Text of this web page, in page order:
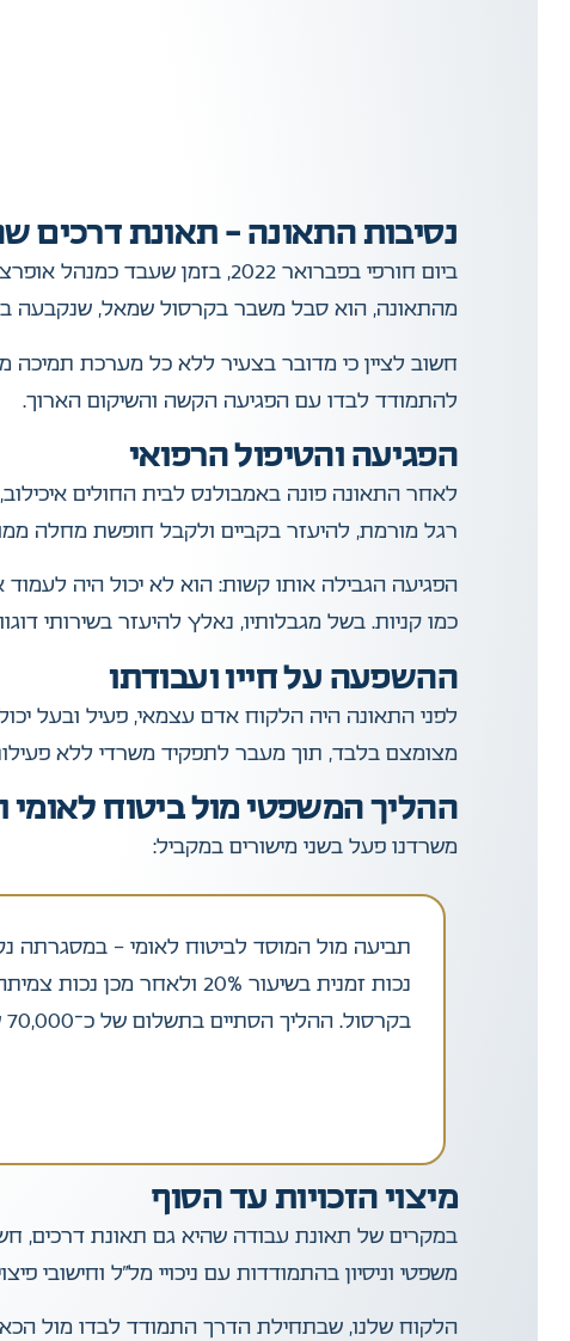
נסיבות התאונה – תאונת דרכים
ביום חורפי בפברואר 2022,
מהתאונה, הוא סבל משבר בקרסול שמאל, שנקבעה
חשוב לציין כי מדובר בצעיר ללא כל מערכת תמיכה
להתמודד לבדו עם הפגיעה הקשה והשיקום הארוך.
הפגיעה והטיפול הרפואי
לאחר התאונה פונה באמבולנס לבית החולים
רגל מורמת, להיעזר בקביים ולקבל חופשת מחלה
הפגיעה הגבילה אותו קשות: הוא לא יכול היה
כמו קניות. בשל מגבלותיו, נאלץ להיעזר בשירותי
ההשפעה על חייו ועבודתו
מצומצם בלבד, תוך מעבר לתפקיד משרדי ללא פעילות
ההליך המשפטי מול ביטוח לאומי
משרדנו פעל בשני מישורים במקביל:
תביעה מול המוסד לביטוח לאומי – במסגרתה
בקרסול. ההליך הסתיים בתשלום של כ־70,000 ש”ח.
מיצוי הזכויות עד הסוף
במקרים של תאונת עבודה שהיא גם תאונת דרכים,
משפטי וניסיון בהתמודדות עם ניכויי מל”ל וחישובי
הלקוח שלנו, שבתחילת הדרך התמודד לבדו מול